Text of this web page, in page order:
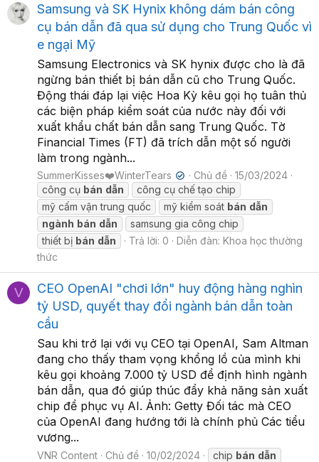
Samsung và SK Hynix không dám bán công
cụ bán dẫn đã qua sử dụng cho Trung Quốc vì
e ngại Mỹ
Samsung Electronics và SK hynix được cho là đã
ngừng bán thiết bị bán dẫn cũ cho Trung Quốc.
Động thái đáp lại việc Hoa Kỳ kêu gọi họ tuân thủ
các biện pháp kiểm soát của nước này đối với
xuất khẩu chất bán dẫn sang Trung Quốc. Tờ
Financial Times (FT) đã trích dẫn một số người
làm trong ngành...
SummerKisses❤️WinterTears ✔ Chủ đề
15/03/2024
công cụ bán dẫn
công cụ chế tạo chip
mỹ cấm vận trung quốc
mỹ kiểm soát bán dẫn
ngành bán dẫn
samsung gia công chip
thiết bị bán dẫn Trả lời: 0 Diễn đàn: Khoa học thường
thức
V
CEO OpenAI "chơi lớn" huy động hàng nghìn
tỷ USD, quyết thay đổi ngành bán dẫn toàn
cầu
Sau khi trở lại với vụ CEO tại OpenAI, Sam Altman
đang cho thấy tham vọng khổng lồ của mình khi
kêu gọi khoảng 7.000 tỷ USD để định hình ngành
bán dẫn, qua đó giúp thúc đẩy khả năng sản xuất
chip để phục vụ AI. Ảnh: Getty Đối tác mà CEO
của OpenAI đang hướng tới là chính phủ Các tiểu
vương...
VNR Content Chủ đề 10/02/2024 chip bán dẫn